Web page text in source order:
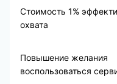
Стоимость 1%
охвата
Повышение желания
воспользоваться